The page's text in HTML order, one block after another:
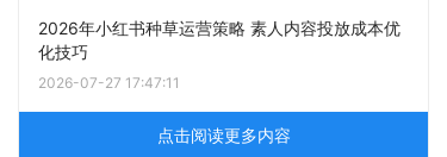
2026年小红书种草运营策略 素人内容投放成本优
化技巧
2026-07-27 17:47:11
点击阅读更多内容